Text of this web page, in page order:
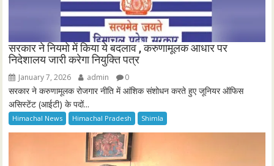
सरकार ने नियमो में किया ये बदलाव , करुणामूलक आधार पर
निदेशालय जारी करेगा नियुक्ति पत्र
January 7, 2026 admin 0
सरकार ने करुणामूलक रोजगार नीति में आंशिक संशोधन करते हुए जूनियर ऑफिस
असिस्टेंट (आईटी) के पदों...
Himachal News Himachal Pradesh Shimla